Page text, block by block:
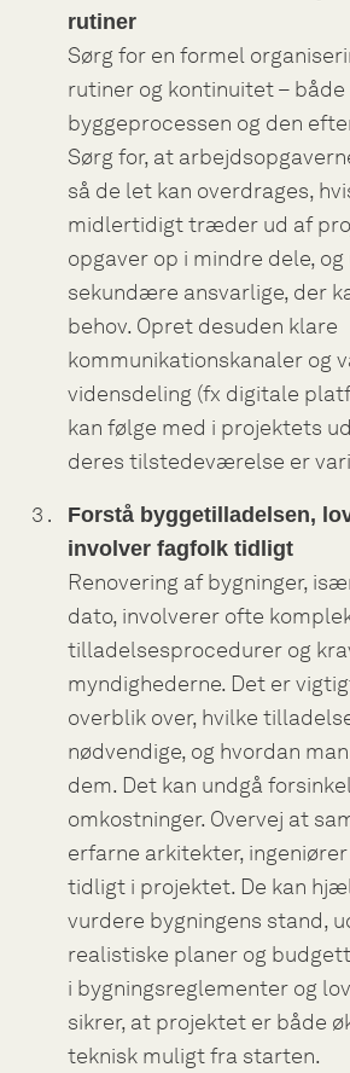
rutiner
Sørg for en formel
rutiner og kontinuitet – både
byggeprocessen og den
Sørg for, at
så de let kan overdrages,
midlertidigt træder ud af
opgaver op i mindre dele,
sekundære ansvarlige, der
behov. Opret desuden klare
kommunikationskanaler og
vidensdeling (fx digitale
kan følge med i projektets
deres tilstedeværelse er
Forstå byggetilladelsen,
involver fagfolk tidligt
Renovering af bygninger,
dato, involverer ofte
tilladelsesprocedurer og
myndighederne. Det er
overblik over, hvilke
nødvendige, og hvordan
dem. Det kan undgå
omkostninger. Overvej at
erfarne arkitekter,
tidligt i projektet. De kan
vurdere bygningens stand,
realistiske planer og
i bygningsreglementer og
sikrer, at projektet er både
teknisk muligt fra starten.